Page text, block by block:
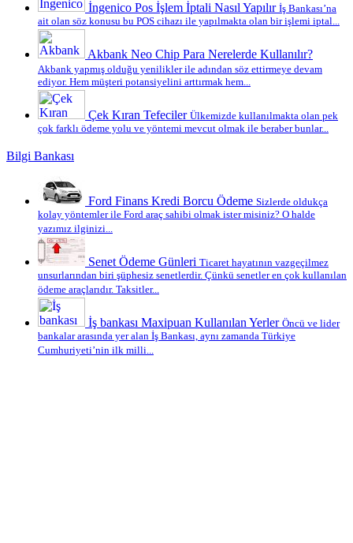
İngenico Pos İşlem İptali Nasıl Yapılır İş Bankası’na
ait olan söz konusu bu POS cihazı ile yapılmakta olan bir işlemi iptal...
Akbank Neo Chip Para Nerelerde Kullanılır?
Akbank yapmış olduğu yenilikler ile adından söz ettirmeye devam
ediyor. Hem müşteri potansiyelini arttırmak hem...
Çek Kıran Tefeciler Ülkemizde kullanılmakta olan pek
çok farklı ödeme yolu ve yöntemi mevcut olmak ile beraber bunlar...
Bilgi Bankası
Ford Finans Kredi Borcu Ödeme Sizlerde oldukça
kolay yöntemler ile Ford araç sahibi olmak ister misiniz? O halde
yazımız ilginizi...
Senet Ödeme Günleri Ticaret hayatının vazgeçilmez
unsurlarından biri şüphesiz senetlerdir. Çünkü senetler en çok kullanılan
ödeme araçlarıdır. Taksitler...
İş bankası Maxipuan Kullanılan Yerler Öncü ve lider
bankalar arasında yer alan İş Bankası, aynı zamanda Türkiye
Cumhuriyeti’nin ilk milli...